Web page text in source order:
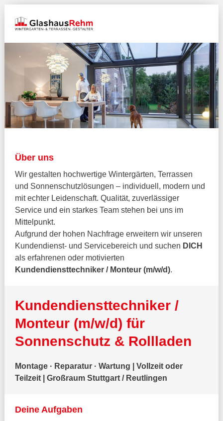
Über uns
Wir gestalten hochwertige Wintergärten, Terrassen
und Sonnenschutzlösungen – individuell, modern und
mit echter Leidenschaft. Qualität, zuverlässiger
Service und ein starkes Team stehen bei uns im
Mittelpunkt.
Aufgrund der hohen Nachfrage erweitern wir unseren
Kundendienst- und Servicebereich und suchen DICH
als erfahrenen oder motivierten
Kundendiensttechniker / Monteur (m/w/d).
Kundendiensttechniker /
Monteur (m/w/d) für
Sonnenschutz & Rollladen
Montage · Reparatur · Wartung | Vollzeit oder
Teilzeit | Großraum Stuttgart / Reutlingen
Deine Aufgaben